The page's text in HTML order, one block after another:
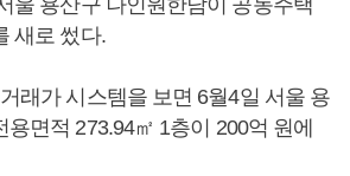
울 용산구 나인원한남이 공동주택
새로 썼다.
래가 시스템을 보면 6월4일 서울 용
면적 273.94㎡ 1층이 200억 원에